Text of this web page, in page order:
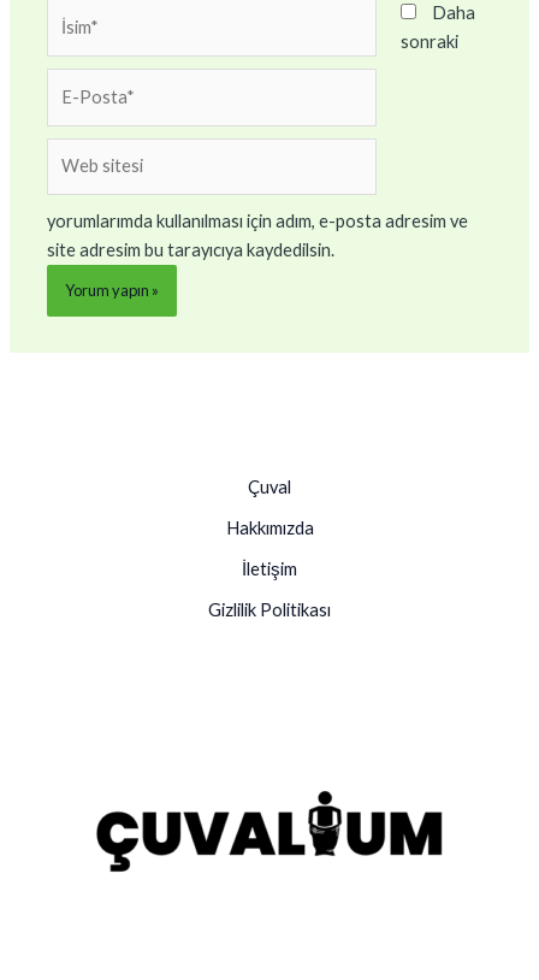
Posta*
Daha
sonraki
yorumlarımda kullanılması için adım, e-posta adresim ve
site adresim bu tarayıcıya kaydedilsin.
Çuval
Hakkımızda
İletişim
Gizlilik Politikası